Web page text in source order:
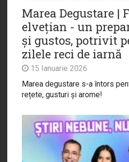
Marea Degustare |
elvețian - un
și gustos, potrivit
zilele reci de iarnă
15 Ianuarie 2026
Marea degustare s-a întors
rețete, gusturi și arome!